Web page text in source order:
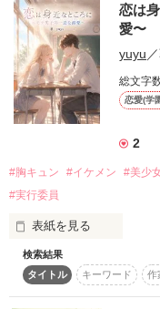
番外編として書き下ろ
登場人物たちのその後
そちらも楽しんで頂け
〜ドSイケメン｡いつも
            あまあま？！ 〜
         東堂 恭平   (とうどう きょうへい)
〜クール美少女｡友梨香
くれる優しい子｡〜
           斎藤 零    (さいとう れい)
              爽やかイケメン 〜
           和島 光   (まじま こう)
〜みんなに好かれる人
               友梨香に気があるようで？！〜
柏木 怜   (
恋は
愛〜
yuyu
総文字
恋愛(学
2
#胸キュン #イケメン #美少
#実行委員
表紙を見る
「俺、好きな子と同じ
検索結果
タイトル
キーワード 作